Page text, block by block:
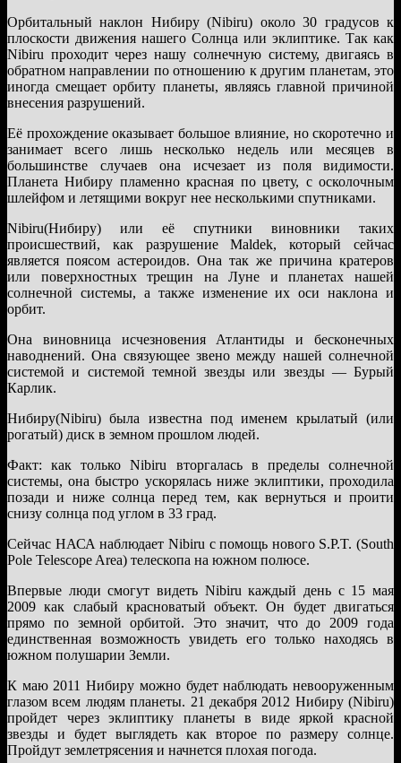
Орбитальный наклон Нибиру (Nibiru) около 30 градусов к
плоскости движения нашего Солнца или эклиптике. Так как
Nibiru проходит через нашу солнечную систему, двигаясь в
обратном направлении по отношению к другим планетам, это
иногда смещает орбиту планеты, являясь главной причиной
внесения разрушений.
Её прохождение оказывает большое влияние, но скоротечно и
занимает всего лишь несколько недель или месяцев в
большинстве случаев она исчезает из поля видимости.
Планета Нибиру пламенно красная по цвету, с осколочным
шлейфом и летящими вокруг нее несколькими спутниками.
Nibiru(Нибиру) или её спутники виновники таких
происшествий, как разрушение Maldek, который сейчас
является поясом астероидов. Она так же причина кратеров
или поверхностных трещин на Луне и планетах нашей
солнечной системы, а также изменение их оси наклона и
орбит.
Она виновница исчезновения Атлантиды и бесконечных
наводнений. Она связующее звено между нашей солнечной
системой и системой темной звезды или звезды — Бурый
Карлик.
Нибиру(Nibiru) была известна под именем крылатый (или
рогатый) диск в земном прошлом людей.
Факт: как только Nibiru вторгалась в пределы солнечной
системы, она быстро ускорялась ниже эклиптики, проходила
позади и ниже солнца перед тем, как вернуться и проити
снизу солнца под углом в 33 град.
Сейчас НАСА наблюдает Nibiru с помощь нового S.P.T. (South
Pole Telescope Area) телескопа на южном полюсе.
Впервые люди смогут видеть Nibiru каждый день с 15 мая
2009 как слабый красноватый объект. Он будет двигаться
прямо по земной орбитой. Это значит, что до 2009 года
единственная возможность увидеть его только находясь в
южном полушарии Земли.
К маю 2011 Нибиру можно будет наблюдать невооруженным
глазом всем людям планеты. 21 декабря 2012 Нибиру (Nibiru)
пройдет через эклиптику планеты в виде яркой красной
звезды и будет выглядеть как второе по размеру солнце.
Пройдут землетрясения и начнется плохая погода.